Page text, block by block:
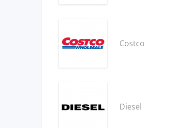
Costco
Diesel